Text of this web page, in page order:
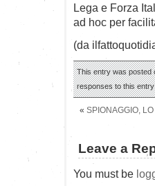
Lega e Forza
ad hoc per
(da
This entry was posted
responses to this
« SPIONAGGIO, LO
Leave a
You must be